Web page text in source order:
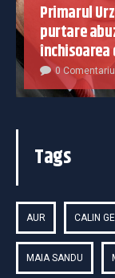
Primarul
purtare
închisoarea
0 Comentariu
Tags
AUR CALIN
MAIA SANDU